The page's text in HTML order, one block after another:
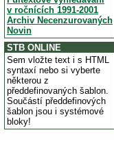
v ročnících 1991-2001
Archiv Necenzurovaných
Novin
STB ONLINE
Sem vložte text i s HTML
syntaxí nebo si vyberte
některou z
předdefinovaných šablon.
Součástí předdefinových
šablon jsou i systémové
bloky!